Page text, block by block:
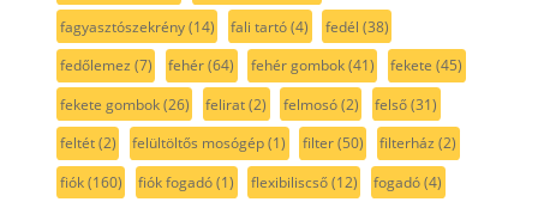
fagyasztószekrény(14) fali tartó(4) fedél (38)
fedőlemez (7) fehér(64) fehér gombok(41) fekete (45)
fekete gombok(26) felirat(2) felmosó(2) felső(31)
feltét(2) felültöltős mosógép(1) filter(50) filterház (2)
fiók(160) fiók fogadó(1) flexibiliscső(12) fogadó(4)